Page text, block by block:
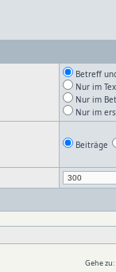
Betreff
Nur im
Nur im
Nur im
Beiträge
Gehe zu: